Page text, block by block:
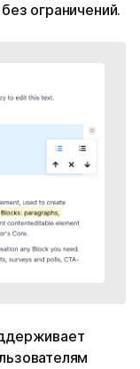
ограничений.